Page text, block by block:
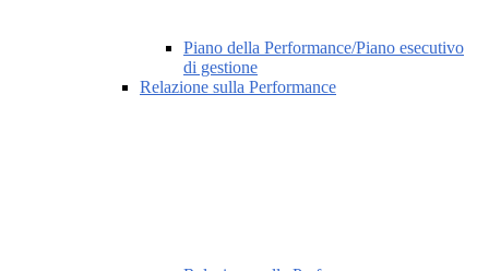
Piano della Performance/Piano esecutivo
di gestione
Relazione sulla Performance